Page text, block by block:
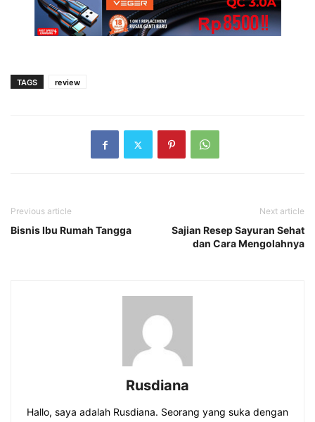
TAGS review
Previous article
Bisnis Ibu Rumah Tangga
Next article
Sajian Resep Sayuran Sehat
dan Cara Mengolahnya
Rusdiana
Hallo, saya adalah Rusdiana. Seorang yang suka dengan